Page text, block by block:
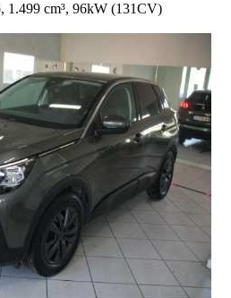
1.499 cm³, 96kW (131CV)